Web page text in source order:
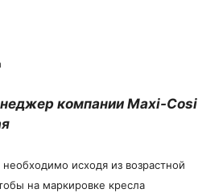
компании Maxi-Cosi
исходя из возрастной
на маркировке кресла